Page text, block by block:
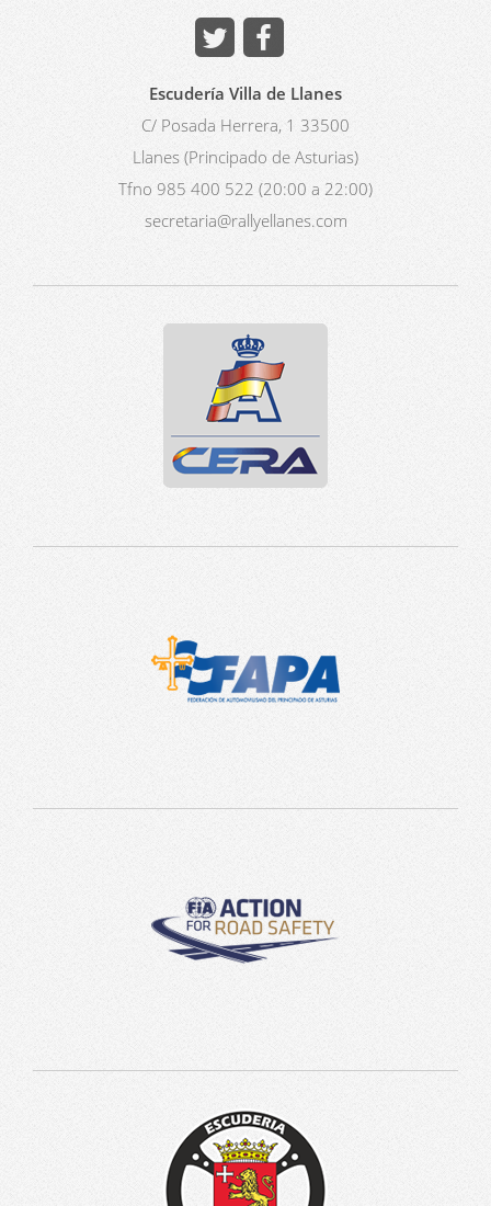
Escudería Villa de Llanes
C/ Posada Herrera, 1 33500
Llanes (Principado de Asturias)
Tfno 985 400 522 (20:00 a 22:00)
secretaria@rallyellanes.com